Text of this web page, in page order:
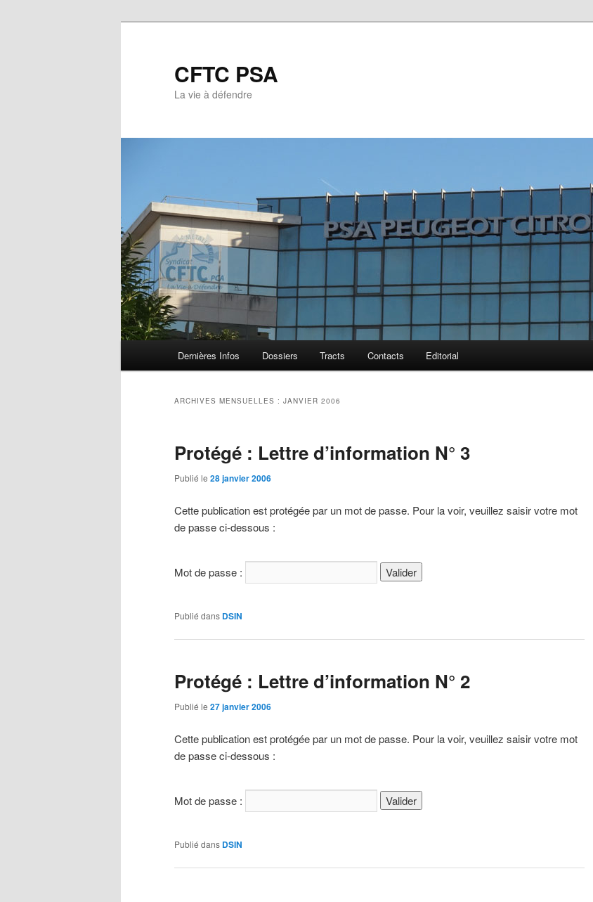
CFTC PSA
La vie à défendre
Aller au contenu principal
Aller au contenu secondaire
Dernières Infos Dossiers Tracts Contacts Editorial
ARCHIVES MENSUELLES : JANVIER 2006
Protégé : Lettre d’information N° 3
Publié le 28 janvier 2006
Cette publication est protégée par un mot de passe. Pour la voir, veuillez saisir votre mot
de passe ci-dessous :
Mot de passe :
Publié dans DSIN
Protégé : Lettre d’information N° 2
Publié le 27 janvier 2006
Cette publication est protégée par un mot de passe. Pour la voir, veuillez saisir votre mot
de passe ci-dessous :
Mot de passe :
Publié dans DSIN